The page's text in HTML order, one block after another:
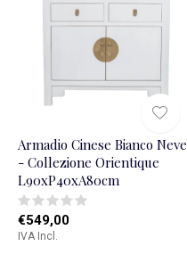
Armadio Cinese Bianco Neve
- Collezione Orientique
L90xP40xA80cm
€549,00
IVA Incl.